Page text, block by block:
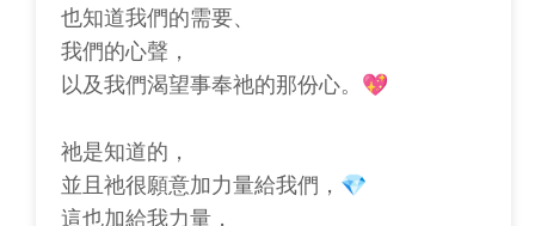
也知道我們的需要、
我們的心聲，
以及我們渴望事奉祂的那份心。💖
祂是知道的，
並且祂很願意加力量給我們，💎
這也加給我力量，